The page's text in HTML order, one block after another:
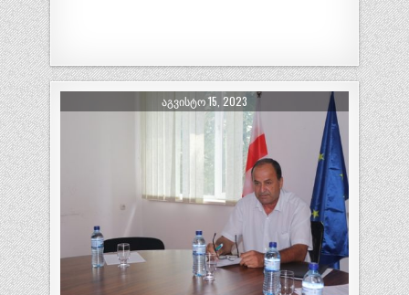
ᲐᲒᲕᲘᲡᲢᲝ 15, 2023